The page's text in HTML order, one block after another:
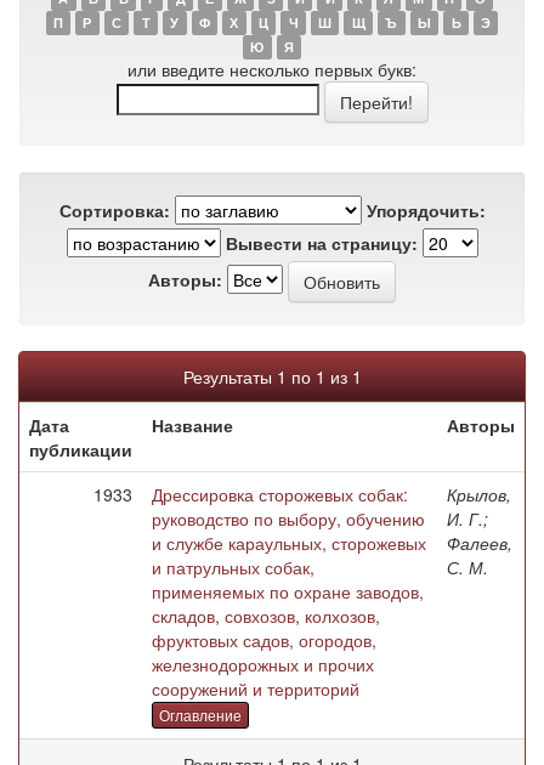
П
Р С Т У Ф Х Ц Ч Ш Щ Ъ Ы Ь
Э
Ю
Я
или введите несколько первых букв:
Сортировка:
Упорядочить:
Вывести на страницу:
Авторы:
Результаты 1 по 1 из 1
Дата
публикации
Название Авторы
1933
Дрессировка сторожевых собак:
руководство по выбору, обучению
и службе караульных, сторожевых
и патрульных собак,
применяемых по охране заводов,
складов, совхозов, колхозов,
фруктовых садов, огородов,
железнодорожных и прочих
сооружений и территорий
Оглавление
Крылов,
И. Г.;
Фалеев,
С. М.